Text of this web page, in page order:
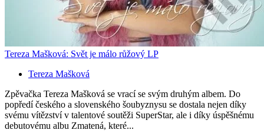
Tereza Mašková: Svět je málo růžový LP
Tereza Mašková
Zpěvačka Tereza Mašková se vrací se svým druhým albem. Do
popředí českého a slovenského šoubyznysu se dostala nejen díky
svému vítězství v talentové soutěži SuperStar, ale i díky úspěšnému
debutovému albu Zmatená, které...